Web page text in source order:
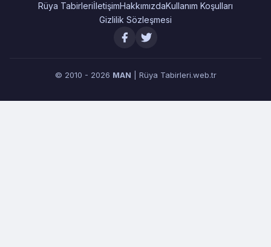
Rüya TabirleriİletişimHakkımızdaKullanım Koşulları
Gizlilik Sözleşmesi
© 2010 - 2026 MAN | Rüya Tabirleri.web.tr